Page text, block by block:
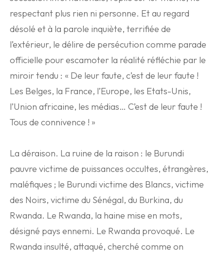
respectant plus rien ni personne. Et au regard
désolé et à la parole inquiète, terrifiée de
l’extérieur, le délire de persécution comme parade
officielle pour escamoter la réalité réfléchie par le
miroir tendu : « De leur faute, c’est de leur faute !
Les Belges, la France, l’Europe, les Etats-Unis,
l’Union africaine, les médias… C’est de leur faute !
Tous de connivence ! »
La déraison. La ruine de la raison : le Burundi
pauvre victime de puissances occultes, étrangères,
maléfiques ; le Burundi victime des Blancs, victime
des Noirs, victime du Sénégal, du Burkina, du
Rwanda. Le Rwanda, la haine mise en mots,
désigné pays ennemi. Le Rwanda provoqué. Le
Rwanda insulté, attaqué, cherché comme on